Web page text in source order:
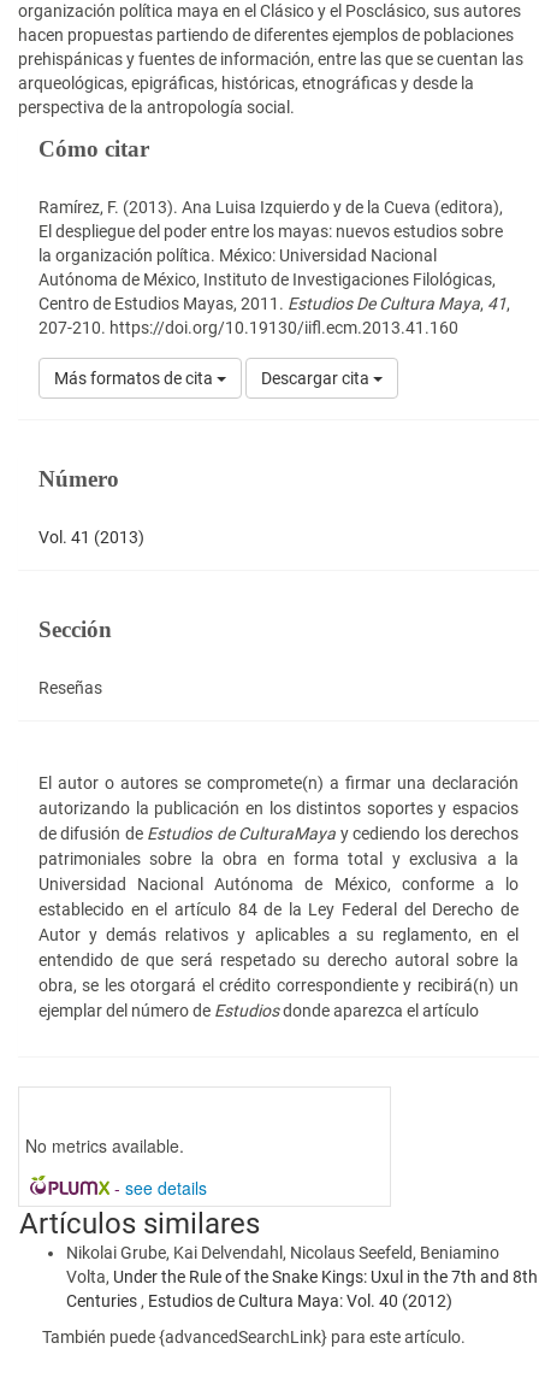
organización política maya en el Clásico y el Posclásico, sus autores
hacen propuestas partiendo de diferentes ejemplos de poblaciones
prehispánicas y fuentes de información, entre las que se cuentan las
arqueológicas, epigráficas, históricas, etnográficas y desde la
perspectiva de la antropología social.
Detalles
artículo
Cómo citar
Ramírez, F. (2013). Ana Luisa Izquierdo y de la Cueva (editora),
El despliegue del poder entre los mayas: nuevos estudios sobre
la organización política. México: Universidad Nacional
Autónoma de México, Instituto de Investigaciones Filológicas,
Centro de Estudios Mayas, 2011. Estudios De Cultura Maya, 41,
207-210. https://doi.org/10.19130/iifl.ecm.2013.41.160
Más formatos de cita Descargar cita
Número
Vol. 41 (2013)
Sección
Reseñas
El autor o autores se compromete(n) a firmar una declaración
autorizando la publicación en los distintos soportes y espacios
de difusión de Estudios de CulturaMaya y cediendo los derechos
patrimoniales sobre la obra en forma total y exclusiva a la
Universidad Nacional Autónoma de México, conforme a lo
establecido en el artículo 84 de la Ley Federal del Derecho de
Autor y demás relativos y aplicables a su reglamento, en el
entendido de que será respetado su derecho autoral sobre la
obra, se les otorgará el crédito correspondiente y recibirá(n) un
ejemplar del número de Estudiosdonde aparezca el artículo
No metrics available.
- see details
Artículos similares
Nikolai Grube, Kai Delvendahl, Nicolaus Seefeld, Beniamino
Volta, Under the Rule of the Snake Kings: Uxul in the 7th and 8th
Centuries , Estudios de Cultura Maya: Vol. 40 (2012)
También puede {advancedSearchLink} para este artículo.